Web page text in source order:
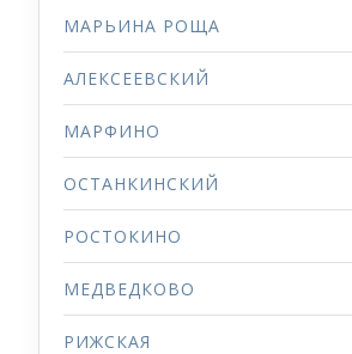
МАРЬИНА РОЩА
АЛЕКСЕЕВСКИЙ
МАРФИНО
ОСТАНКИНСКИЙ
РОСТОКИНО
МЕДВЕДКОВО
РИЖСКАЯ